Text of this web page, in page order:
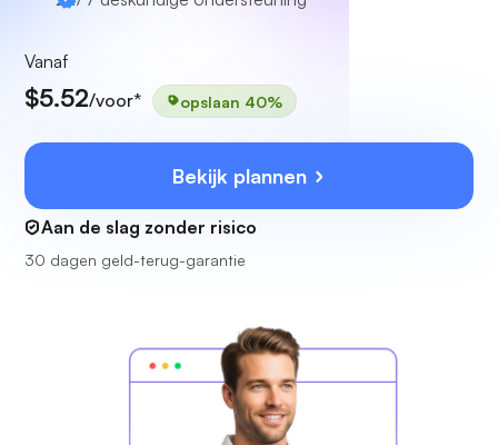
Vanaf
$5.52/voor* opslaan 40%
Bekijk plannen
Aan de slag zonder risico
30 dagen geld-terug-garantie